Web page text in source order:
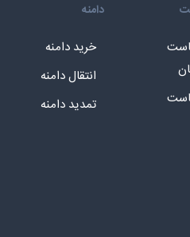
دامنه
خرید دامنه
انتقال دامنه
تمدید دامنه